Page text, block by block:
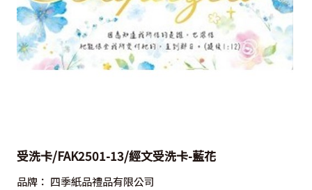
受洗卡/FAK2501-13/經文受洗卡-藍花
品牌： 四季紙品禮品有限公司